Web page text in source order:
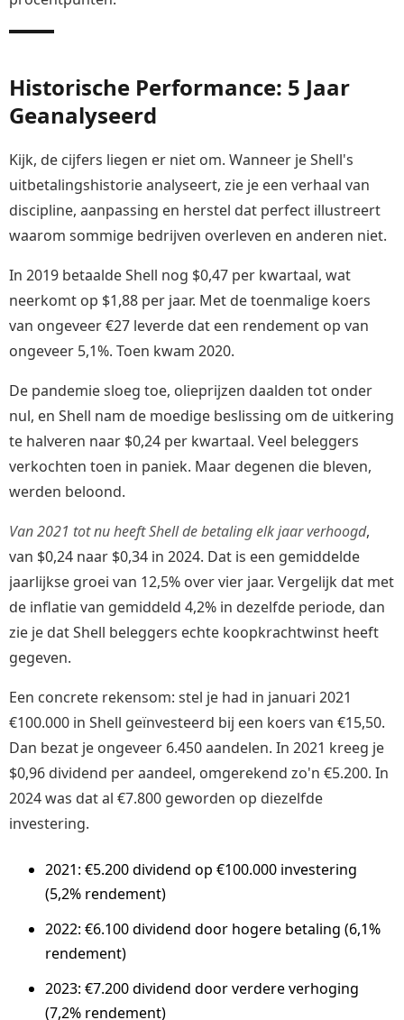
Historische Performance: 5 Jaar
Geanalyseerd
Kijk, de cijfers liegen er niet om. Wanneer je Shell's
uitbetalingshistorie analyseert, zie je een verhaal van
discipline, aanpassing en herstel dat perfect illustreert
waarom sommige bedrijven overleven en anderen niet.
In 2019 betaalde Shell nog $0,47 per kwartaal, wat
neerkomt op $1,88 per jaar. Met de toenmalige koers
van ongeveer €27 leverde dat een rendement op van
ongeveer 5,1%. Toen kwam 2020.
De pandemie sloeg toe, olieprijzen daalden tot onder
nul, en Shell nam de moedige beslissing om de uitkering
te halveren naar $0,24 per kwartaal. Veel beleggers
verkochten toen in paniek. Maar degenen die bleven,
werden beloond.
Van 2021 tot nu heeft Shell de betaling elk jaar verhoogd,
van $0,24 naar $0,34 in 2024. Dat is een gemiddelde
jaarlijkse groei van 12,5% over vier jaar. Vergelijk dat met
de inflatie van gemiddeld 4,2% in dezelfde periode, dan
zie je dat Shell beleggers echte koopkrachtwinst heeft
gegeven.
Een concrete rekensom: stel je had in januari 2021
€100.000 in Shell geïnvesteerd bij een koers van €15,50.
Dan bezat je ongeveer 6.450 aandelen. In 2021 kreeg je
$0,96 dividend per aandeel, omgerekend zo'n €5.200. In
2024 was dat al €7.800 geworden op diezelfde
investering.
2021: €5.200 dividend op €100.000 investering
(5,2% rendement)
2022: €6.100 dividend door hogere betaling (6,1%
rendement)
2023: €7.200 dividend door verdere verhoging
(7,2% rendement)